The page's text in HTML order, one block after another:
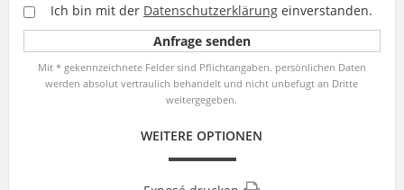
Ich bin mit der Datenschutzerklärungeinverstanden.
Mit * gekennzeichnete Felder sind Pflichtangaben. persönlichen Daten
werden absolut vertraulich behandelt und nicht unbefugt an Dritte
weitergegeben.
WEITERE OPTIONEN